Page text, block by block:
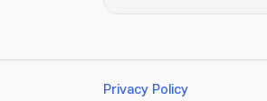
Privacy Policy